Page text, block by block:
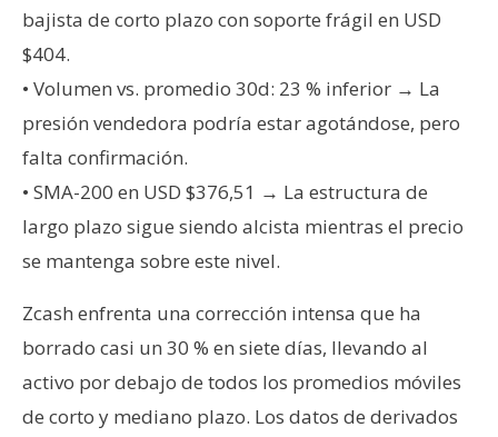
T
m
a
R
e
u
r
s
o
s
bajista de corto plazo con soporte frágil en USD
$404.
• Volumen vs. promedio 30d: 23 % inferior → La
presión vendedora podría estar agotándose, pero
falta confirmación.
• SMA-200 en USD $376,51 → La estructura de
largo plazo sigue siendo alcista mientras el precio
se mantenga sobre este nivel.
Zcash enfrenta una corrección intensa que ha
borrado casi un 30 % en siete días, llevando al
activo por debajo de todos los promedios móviles
de corto y mediano plazo. Los datos de derivados